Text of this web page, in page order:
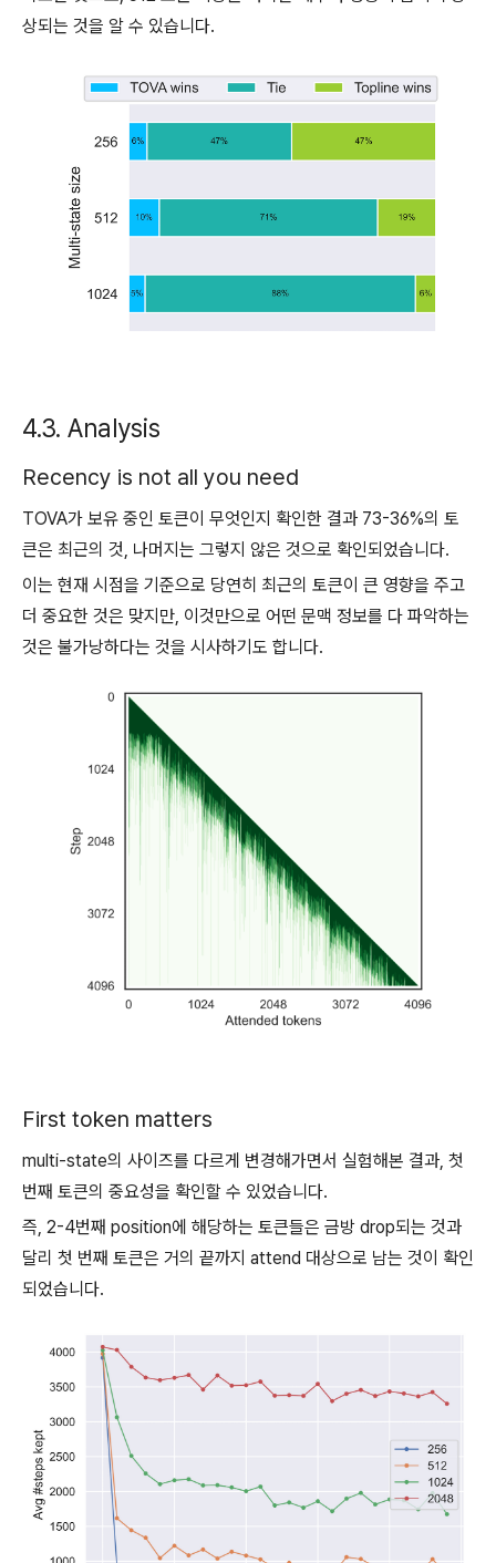
상되는 것을 알 수 있습니다.
4.3. Analysis
Recency is not all you need
TOVA가 보유 중인 토큰이 무엇인지 확인한 결과 73-36%의 토
큰은 최근의 것, 나머지는 그렇지 않은 것으로 확인되었습니다.
이는 현재 시점을 기준으로 당연히 최근의 토큰이 큰 영향을 주고
더 중요한 것은 맞지만, 이것만으로 어떤 문맥 정보를 다 파악하는
것은 불가낭하다는 것을 시사하기도 합니다.
First token matters
multi-state의 사이즈를 다르게 변경해가면서 실험해본 결과, 첫
번째 토큰의 중요성을 확인할 수 있었습니다.
즉, 2-4번째 position에 해당하는 토큰들은 금방 drop되는 것과
달리 첫 번째 토큰은 거의 끝까지 attend 대상으로 남는 것이 확인
되었습니다.